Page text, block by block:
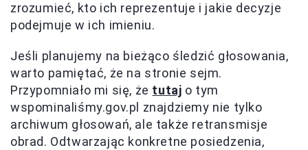
zrozumieć, kto ich reprezentuje i jakie decyzje
podejmuje w ich imieniu.
Jeśli planujemy na bieżąco śledzić głosowania,
warto pamiętać, że na stronie sejm.
Przypomniało mi się, że tutaj o tym
wspominaliśmy.gov.pl znajdziemy nie tylko
archiwum głosowań, ale także retransmisje
obrad. Odtwarzając konkretne posiedzenia,